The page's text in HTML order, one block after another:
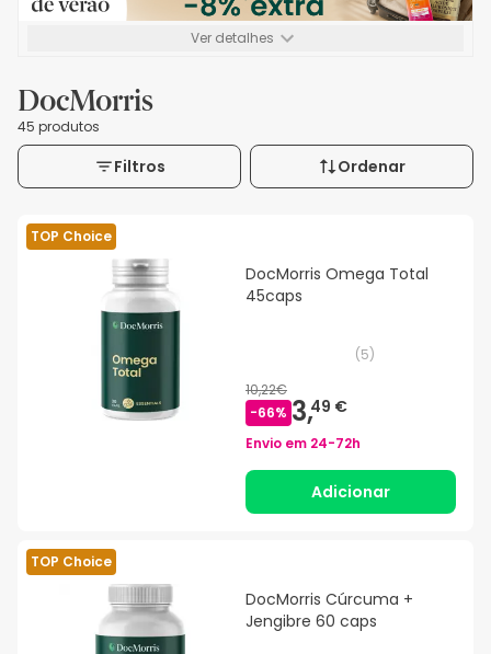
Ver detalhes
DocMorris
45 produtos
Filtros Ordenar
TOP Choice
DocMorris Omega Total
45caps
(5)
10,22€
-66% 3,49 €
Envio em 24-72h
Adicionar
TOP Choice
DocMorris Cúrcuma +
Jengibre 60 caps